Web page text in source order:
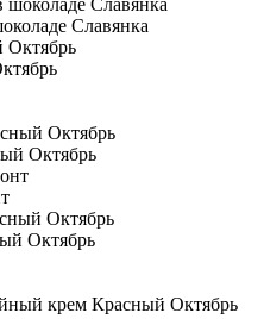
Славянка
Октябрь
Октябрь